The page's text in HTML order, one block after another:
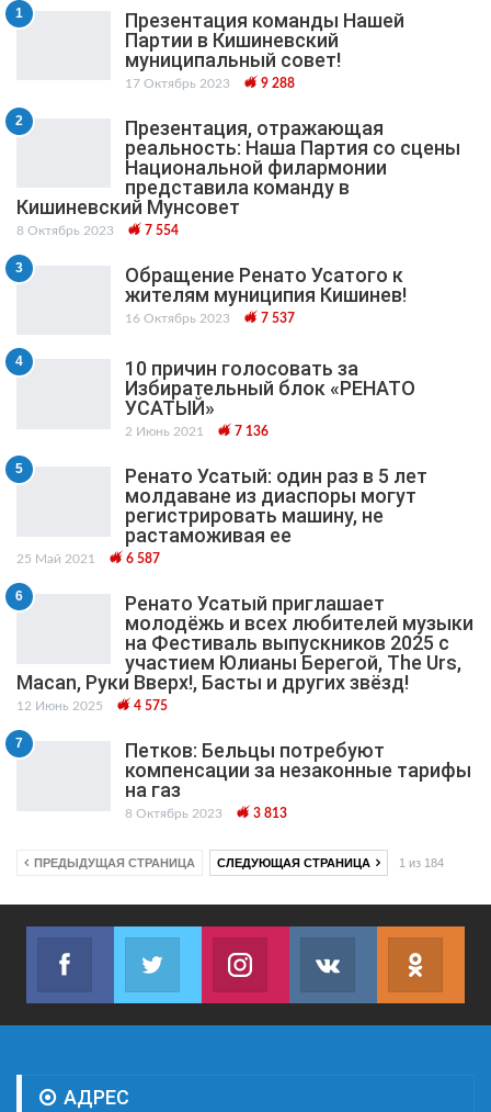
1
Презентация команды Нашей
Партии в Кишиневский
муниципальный cовет!
17 Октябрь 2023 9 288
2
Презентация, отражающая
реальность: Наша Партия со сцены
Национальной филармонии
представила команду в
Кишиневский Мунсовет
8 Октябрь 2023 7 554
3
Обращение Ренато Усатого к
жителям муниципия Кишинев!
16 Октябрь 2023 7 537
4
10 причин голосовать за
Избирательный блок «РЕНАТО
УСАТЫЙ»
2 Июнь 2021 7 136
5
Ренато Усатый: один раз в 5 лет
молдаване из диаспоры могут
регистрировать машину, не
растаможивая ее
25 Май 2021 6 587
6
Ренато Усатый приглашает
молодёжь и всех любителей музыки
на Фестиваль выпускников 2025 с
участием Юлианы Берегой, The Urs,
Macan, Руки Вверх!, Басты и других звёзд!
12 Июнь 2025 4 575
7
Петков: Бельцы потребуют
компенсации за незаконные тарифы
на газ
8 Октябрь 2023 3 813
ПРЕДЫДУЩАЯ СТРАНИЦА СЛЕДУЮЩАЯ СТРАНИЦА 1 из 184
Facebook
Join us on Facebook
Twitter
Join us on TwitterJoin us on InstagramJoin us on VK
АДРЕС